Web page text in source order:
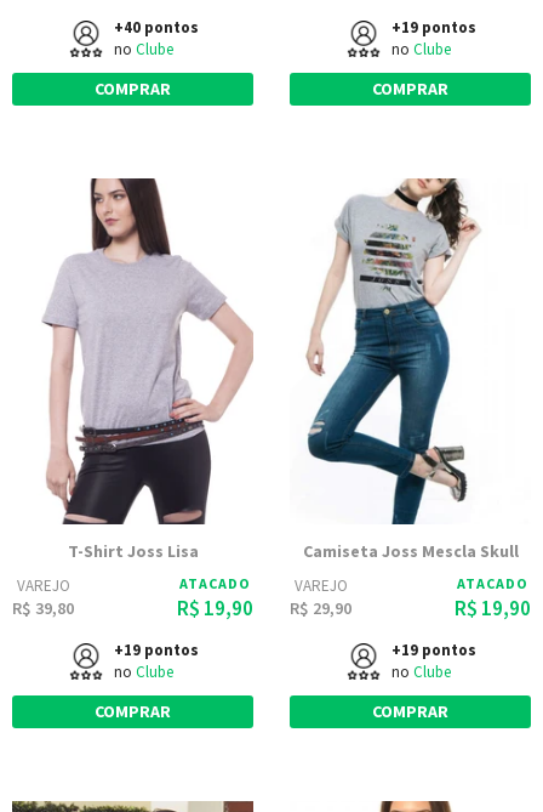
+40 pontos
no Clube
COMPRAR
+19 pontos
no Clube
COMPRAR
T-Shirt Joss Lisa
VAREJO
R$ 39,80
ATACADO
R$ 19,90
+19 pontos
no Clube
COMPRAR
Camiseta Joss Mescla Skull
VAREJO
R$ 29,90
ATACADO
R$ 19,90
+19 pontos
no Clube
COMPRAR